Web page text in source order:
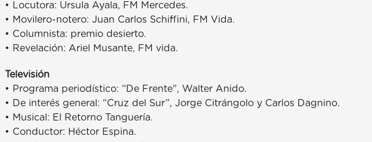
• Locutora: Ursula Ayala, FM Mercedes.
• Movilero-notero: Juan Carlos Schiffini, FM Vida.
• Columnista: premio desierto.
• Revelación: Ariel Musante, FM vida.
Televisión
• Programa periodístico: “De Frente”, Walter Anido.
• De interés general: “Cruz del Sur”, Jorge Citrángolo y Carlos Dagnino.
• Musical: El Retorno Tanguería.
• Conductor: Héctor Espina.